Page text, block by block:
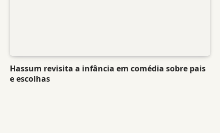
Hassum revisita a infância em comédia sobre pais
e escolhas